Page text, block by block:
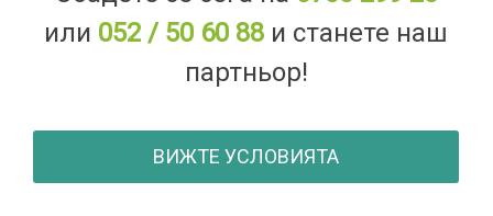
или 052 / 50 60 88 и станете наш
партньор!
ВИЖТЕ УСЛОВИЯТА